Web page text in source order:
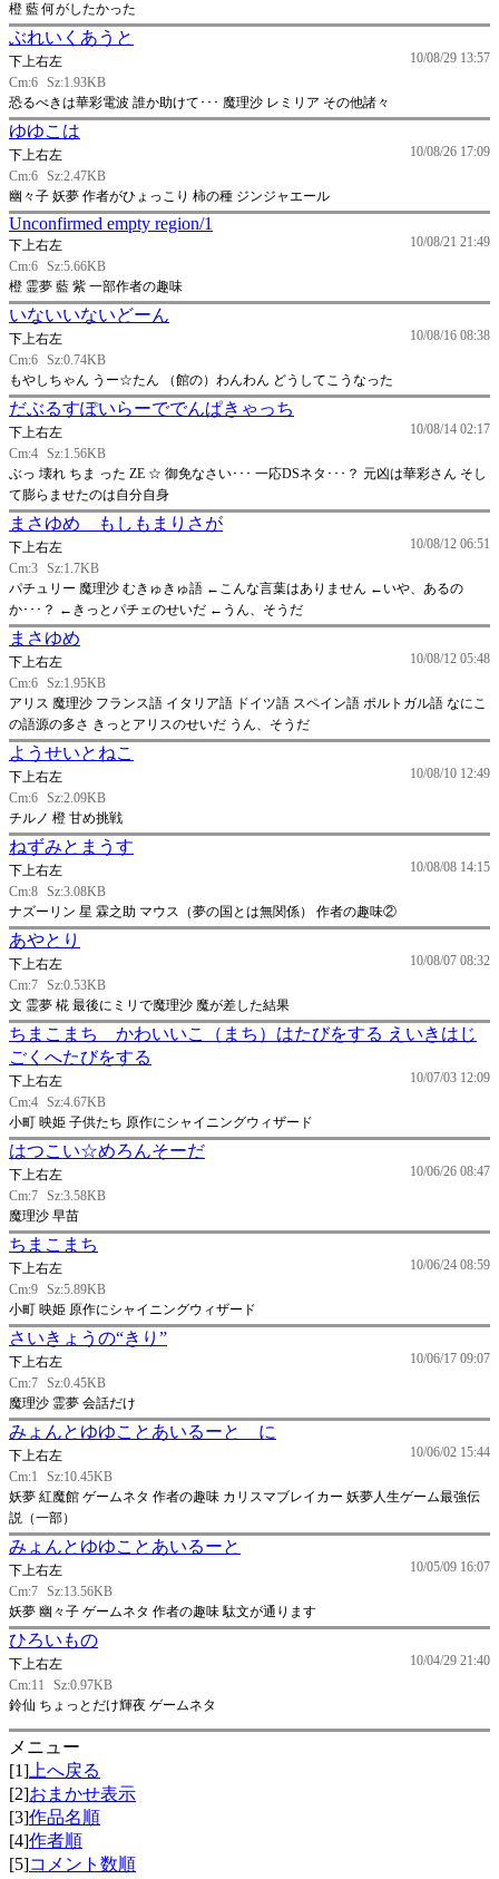
橙 藍 何がしたかった
ぶれいくあうと
10/08/29 13:57
下上右左
Cm:6 Sz:1.93KB
恐るべきは華彩電波 誰か助けて･･･ 魔理沙 レミリア その他諸々
ゆゆこは
10/08/26 17:09
下上右左
Cm:6 Sz:2.47KB
幽々子 妖夢 作者がひょっこり 柿の種 ジンジャエール
Unconfirmed empty region/1
10/08/21 21:49
下上右左
Cm:6 Sz:5.66KB
橙 霊夢 藍 紫 一部作者の趣味
いないいないどーん
10/08/16 08:38
下上右左
Cm:6 Sz:0.74KB
もやしちゃん うー☆たん （館の）わんわん どうしてこうなった
だぶるすぽいらーででんぱきゃっち
10/08/14 02:17
下上右左
Cm:4 Sz:1.56KB
ぶっ 壊れ ちま った ZE ☆ 御免なさい･･･ 一応DSネタ･･･？ 元凶は華彩さん そし
て膨らませたのは自分自身
まさゆめ もしもまりさが
10/08/12 06:51
下上右左
Cm:3 Sz:1.7KB
パチュリー 魔理沙 むきゅきゅ語 ←こんな言葉はありません ←いや、あるの
か･･･？ ←きっとパチェのせいだ ←うん、そうだ
まさゆめ
10/08/12 05:48
下上右左
Cm:6 Sz:1.95KB
アリス 魔理沙 フランス語 イタリア語 ドイツ語 スペイン語 ポルトガル語 なにこ
の語源の多さ きっとアリスのせいだ うん、そうだ
ようせいとねこ
10/08/10 12:49
下上右左
Cm:6 Sz:2.09KB
チルノ 橙 甘め挑戦
ねずみとまうす
10/08/08 14:15
下上右左
Cm:8 Sz:3.08KB
ナズーリン 星 霖之助 マウス（夢の国とは無関係） 作者の趣味②
あやとり
10/08/07 08:32
下上右左
Cm:7 Sz:0.53KB
文 霊夢 椛 最後にミリで魔理沙 魔が差した結果
ちまこまち かわいいこ（まち）はたびをする えいきはじ
ごくへたびをする
10/07/03 12:09
下上右左
Cm:4 Sz:4.67KB
小町 映姫 子供たち 原作にシャイニングウィザード
はつこい☆めろんそーだ
10/06/26 08:47
下上右左
Cm:7 Sz:3.58KB
魔理沙 早苗
ちまこまち
10/06/24 08:59
下上右左
Cm:9 Sz:5.89KB
小町 映姫 原作にシャイニングウィザード
さいきょうの“きり”
10/06/17 09:07
下上右左
Cm:7 Sz:0.45KB
魔理沙 霊夢 会話だけ
みょんとゆゆことあいるーと に
10/06/02 15:44
下上右左
Cm:1
Sz:10.45KB
妖夢 紅魔館 ゲームネタ 作者の趣味 カリスマブレイカー 妖夢人生ゲーム最強伝
説（一部）
みょんとゆゆことあいるーと
10/05/09 16:07
下上右左
Cm:7 Sz:13.56KB
妖夢 幽々子 ゲームネタ 作者の趣味 駄文が通ります
ひろいもの
10/04/29 21:40
下上右左
Cm:11
Sz:0.97KB
鈴仙 ちょっとだけ輝夜 ゲームネタ
メニュー
[1] 上へ戻る
[2]おまかせ表示
[3]作品名順
[4]作者順
[5]コメント数順